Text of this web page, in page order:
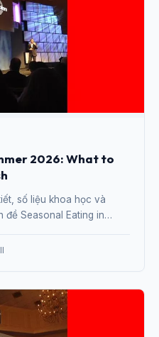
2026: What to
số liệu khoa học và
đề Seasonal Eating in